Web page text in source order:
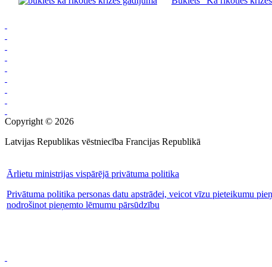
Copyright © 2026
Latvijas Republikas vēstniecība Francijas Republikā
Ārlietu ministrijas vispārējā privātuma politika
Privātuma politika personas datu apstrādei, veicot vīzu pieteikumu
nodrošinot pieņemto lēmumu pārsūdzību